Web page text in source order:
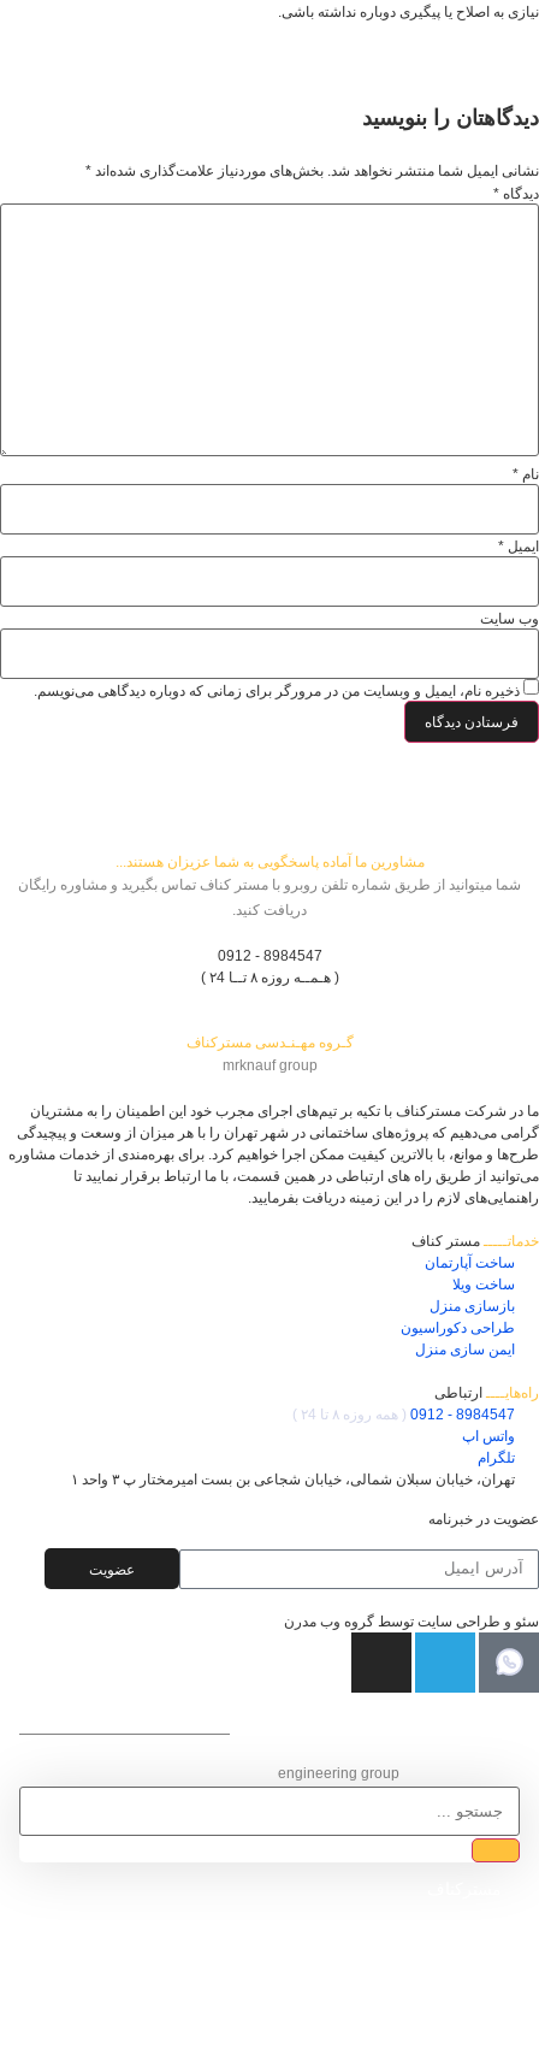
نیازی به اصلاح یا پیگیری دوباره نداشته باشی.
دیدگاهتان را بنویسید
نشانی ایمیل شما منتشر نخواهد شد. بخش‌های موردنیاز علامت‌گذاری شده‌اند *
دیدگاه *
نام *
ایمیل *
وب‌ سایت
ذخیره نام، ایمیل و وبسایت من در مرورگر برای زمانی که دوباره دیدگاهی می‌نویسم.
مشاورین ما آماده پاسخگویی به شما عزیزان هستند...
شما میتوانید از طریق شماره تلفن روبرو با مستر کناف تماس بگیرید و مشاوره رایگان
دریافت کنید.
8984547 - 0912
( هـمــه روزه ۸ تــا ۲4 )
گـروه مهـنـدسی مسترکناف
mrknauf group
ما در شرکت مسترکناف با تکیه بر تیم‌های اجرای مجرب خود این اطمینان را به مشتریان
گرامی می‌دهیم که پروژه‌های ساختمانی در شهر تهران را با هر میزان از وسعت و پیچیدگی
طرح‌ها و موانع، با بالاترین کیفیت ممکن اجرا خواهیم کرد. برای بهره‌مندی از خدمات مشاوره
می‌توانید از طریق راه های ارتباطی در همین قسمت، با ما ارتباط برقرار نمایید تا
راهنمایی‌های لازم را در این زمینه دریافت بفرمایید.
خدماتـــــمستر کناف
ساخت آپارتمان
ساخت ویلا
بازسازی منزل
طراحی دکوراسیون
ایمن سازی منزل
راه‌هایــــ ارتباطی
8984547 - 0912
( همه روزه ۸ تا ۲4 )
واتس اپ
تلگرام
تهران، خیابان سبلان شمالی، خیابان شجاعی بن بست امیرمختار پ ۳ واحد ۱
عضویت در خبرنامه
عضویت
سئو و طراحی سایت توسط گروه وب مدرن
engineering group